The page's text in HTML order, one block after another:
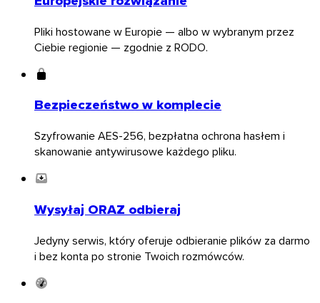
Linux
Pliki hostowane w Europie — albo w wybranym przez
Ciebie regionie — zgodnie z RODO.
Bezpieczeństwo w komplecie
Szyfrowanie AES-256, bezpłatna ochrona hasłem i
skanowanie antywirusowe każdego pliku.
Wysyłaj ORAZ odbieraj
Jedyny serwis, który oferuje odbieranie plików za darmo
i bez konta po stronie Twoich rozmówców.